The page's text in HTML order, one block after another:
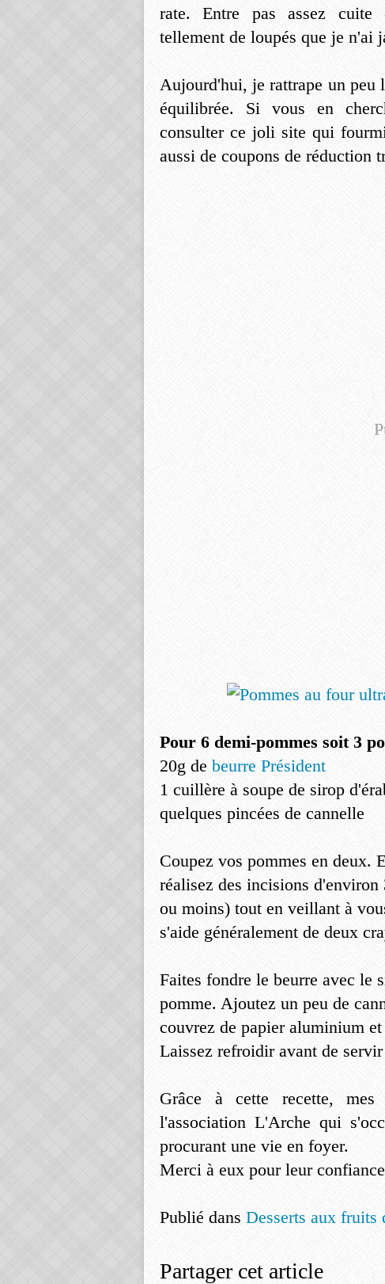
rate. Entre pas assez cuite
tellement de loupés que je n'ai
Aujourd'hui, je rattrape un peu
équilibrée. Si vous en
consulter ce joli site qui
aussi de coupons de réduction
Pour 6 demi-pommes soit 3
20g de beurre Président
1 cuillère à soupe de sirop
quelques pincées de cannelle
Coupez vos pommes en deux.
réalisez des incisions
ou moins) tout en veillant à
s'aide généralement de deux
Faites fondre le beurre avec le
pomme. Ajoutez un peu de
couvrez de papier aluminium
Laissez refroidir avant de servir
Grâce à cette recette,
l'association L'Arche qui
procurant une vie en foyer.
Merci à eux pour leur
Publié dans Desserts aux fruits
Partager cet article